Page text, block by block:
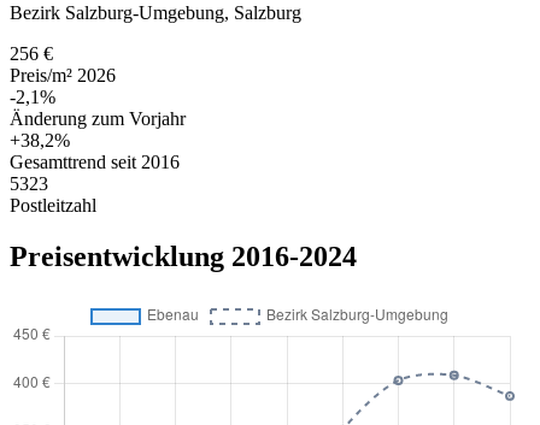
Bezirk Salzburg-Umgebung, Salzburg
256 €
Preis/m² 2026
-2,1%
Änderung zum Vorjahr
+38,2%
Gesamttrend seit 2016
5323
Postleitzahl
Preisentwicklung 2016-2024